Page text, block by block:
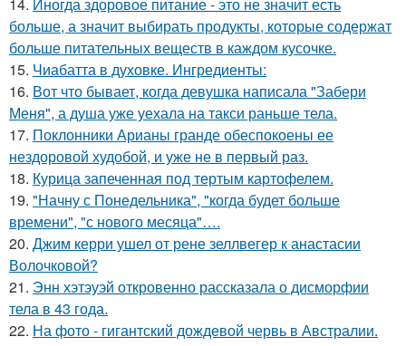
14. Иногда здоровое питание - это не значит есть
больше, а значит выбирать продукты, которые содержат
больше питательных веществ в каждом кусочке.
15. Чиабатта в духовке. Ингредиенты:
16. Вот что бывает, когда девушка написала "Забери
Меня", а душа уже уехала на такси раньше тела.
17. Поклонники Арианы гранде обеспокоены ее
нездоровой худобой, и уже не в первый раз.
18. Курица запеченная под тертым картофелем.
19. "Начну с Понедельника", "когда будет больше
времени", "с нового месяца"….
20. Джим керри ушел от рене зеллвегер к анастасии
Волочковой?
21. Энн хэтэуэй откровенно рассказала о дисморфии
тела в 43 года.
22. На фото - гигантский дождевой червь в Австралии.